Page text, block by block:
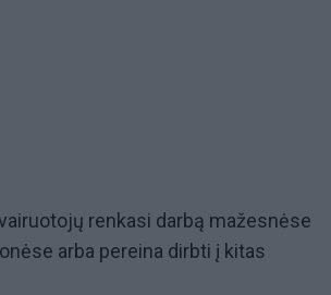
renkasi darbą mažesnėse
arba pereina dirbti į kitas